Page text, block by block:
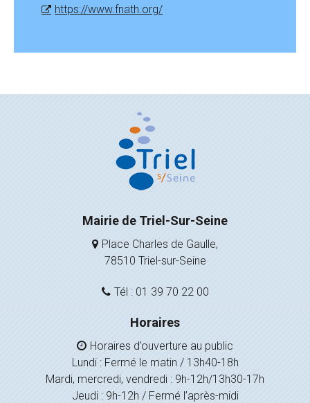
https://www.fnath.org/
Mairie de Triel-Sur-Seine
Place Charles de Gaulle,
78510 Triel-sur-Seine
Tél : 01 39 70 22 00
Horaires
Horaires d’ouverture au public
Lundi : Fermé le matin / 13h40-18h
Mardi, mercredi, vendredi : 9h-12h/13h30-17h
Jeudi : 9h-12h / Fermé l’après-midi